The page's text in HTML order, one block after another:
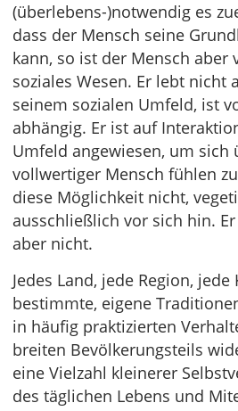
(überlebens-)notwendig es
dass der Mensch seine
kann, so ist der Mensch aber
soziales Wesen. Er lebt nicht
seinem sozialen Umfeld, ist
abhängig. Er ist auf
Umfeld angewiesen, um sich
vollwertiger Mensch fühlen
diese Möglichkeit nicht,
ausschließlich vor sich hin.
aber nicht.
Jedes Land, jede Region,
bestimmte, eigene
in häufig praktizierten
breiten Bevölkerungsteils
eine Vielzahl kleinerer
des täglichen Lebens und